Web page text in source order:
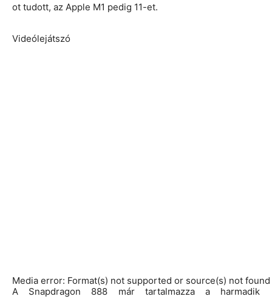
ot tudott, az Apple M1 pedig 11-et.
Videólejátszó
Media error: Format(s) not supported or source(s) not found
A Snapdragon 888 már tartalmazza a harmadik